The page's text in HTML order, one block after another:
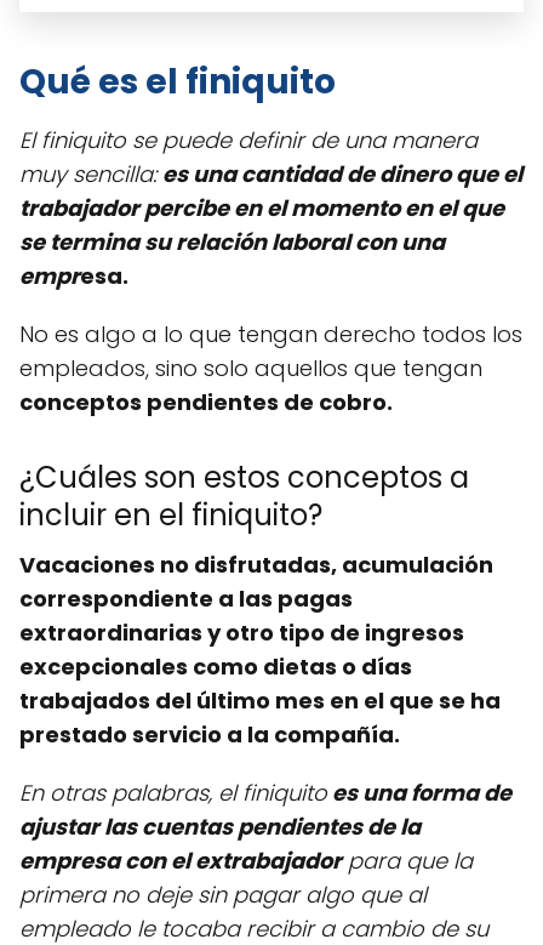
Qué es el finiquito
El finiquito se puede definir de una manera
muy sencilla:es una cantidad de dinero que el
trabajador percibe en el momento en el que
se termina su relación laboral con una
empresa.
No es algo a lo que tengan derecho todos los
empleados, sino solo aquellos que tengan
conceptos pendientes de cobro.
¿Cuáles son estos conceptos a
incluir en el finiquito?
Vacaciones no disfrutadas, acumulación
correspondiente a las pagas
extraordinarias y otro tipo de ingresos
excepcionales como dietas o días
trabajados del último mes en el que se ha
prestado servicio a la compañía.
En otras palabras, el finiquito es una forma de
ajustar las cuentas pendientes de la
empresa con el extrabajadorpara que la
primera no deje sin pagar algo que al
empleado le tocaba recibir a cambio de su